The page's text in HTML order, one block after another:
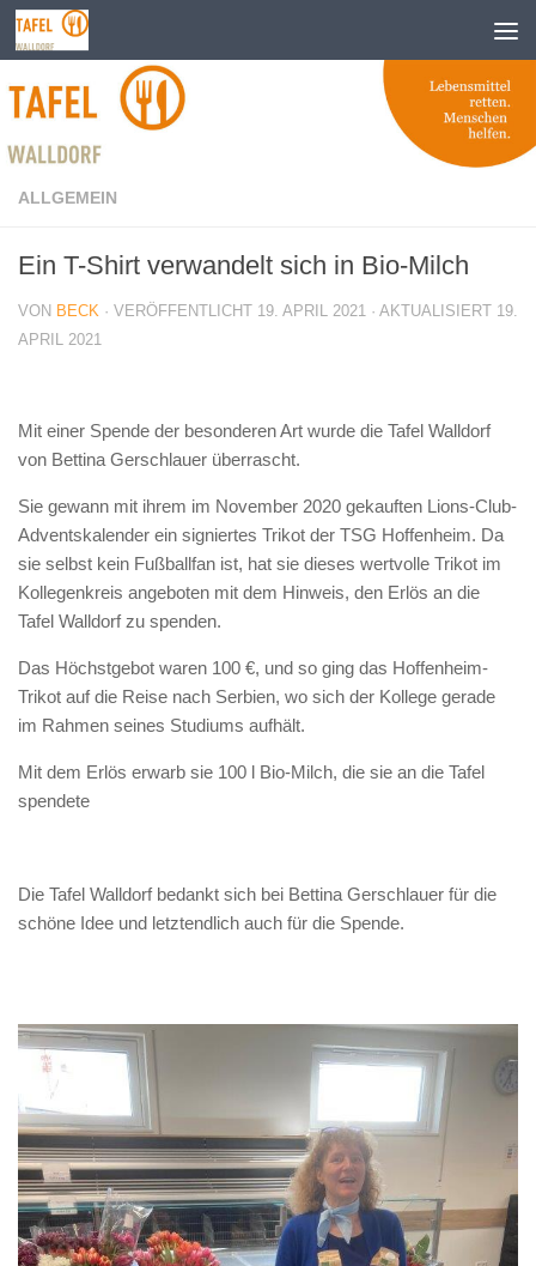
Zum Inhalt springen
ALLGEMEIN
Ein T-Shirt verwandelt sich in Bio-Milch
VON BECK · VERÖFFENTLICHT 19. APRIL 2021 · AKTUALISIERT 19.
APRIL 2021
Mit einer Spende der besonderen Art wurde die Tafel Walldorf
von Bettina Gerschlauer überrascht.
Sie gewann mit ihrem im November 2020 gekauften Lions-Club-
Adventskalender ein signiertes Trikot der TSG Hoffenheim. Da
sie selbst kein Fußballfan ist, hat sie dieses wertvolle Trikot im
Kollegenkreis angeboten mit dem Hinweis, den Erlös an die
Tafel Walldorf zu spenden.
Das Höchstgebot waren 100 €, und so ging das Hoffenheim-
Trikot auf die Reise nach Serbien, wo sich der Kollege gerade
im Rahmen seines Studiums aufhält.
Mit dem Erlös erwarb sie 100 l Bio-Milch, die sie an die Tafel
spendete
Die Tafel Walldorf bedankt sich bei Bettina Gerschlauer für die
schöne Idee und letztendlich auch für die Spende.